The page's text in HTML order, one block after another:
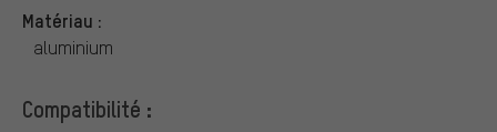
Matériau :
aluminium
Compatibilité :